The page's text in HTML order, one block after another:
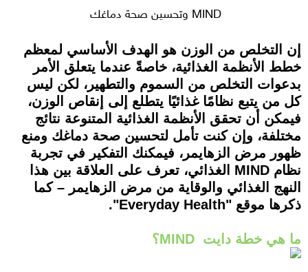
MIND وتحسين صحة دماغك
إن التخلص من الوزن هو الهدف الأساسي لمعظم
خطط الأنظمة الغذائية، خاصةً عندما يتعلق الأمر
بدعوات التخلص من السموم والتطهير، لكن ليس
كل من يتبع نظامًا غذائيًا يتطلع إلى إنقاص الوزن،
فيمكن أن تحقق الأنظمة الغذائية المتنوعة نتائج
مختلفة، وإن كنت تأمل لتحسين صحة دماغك ومنع
ظهور مرض الزهايمر، فيمكنك التفكير في تجربة
نظام MIND الغذائي، تعرف على العلاقة بين هذا
النهج الغذائي والوقاية من مرض الزهايمر – كما
ذكرها موقع "Everyday Health".
ما هي خطة دايت MIND؟